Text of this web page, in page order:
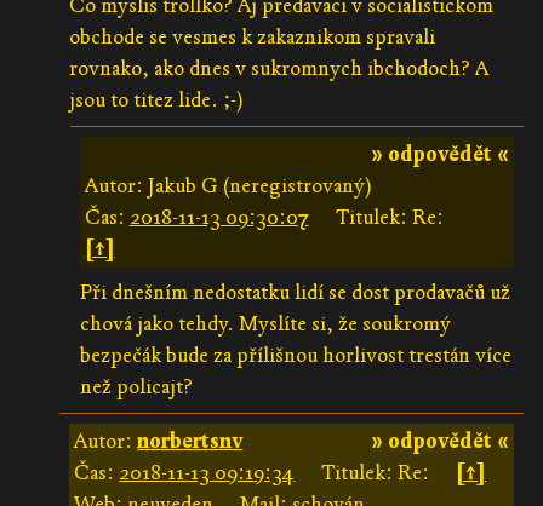
Co myslis trollko? Aj predavaci v socialistickom
obchode se vesmes k zakaznikom spravali
rovnako, ako dnes v sukromnych ibchodoch? A
jsou to titez lide. ;-)
» odpovědět «
Autor: Jakub G (neregistrovaný)
Čas: 2018-11-13 09:30:07
Titulek: Re:
[↑]
Při dnešním nedostatku lidí se dost prodavačů už
chová jako tehdy. Myslíte si, že soukromý
bezpečák bude za přílišnou horlivost trestán více
než policajt?
» odpovědět «
Autor:norbertsnv
Čas: 2018-11-13 09:19:34 Titulek: Re:
[↑]